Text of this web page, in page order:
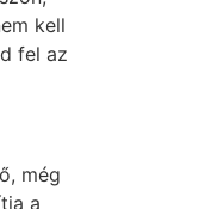
kell
fel az
még
a